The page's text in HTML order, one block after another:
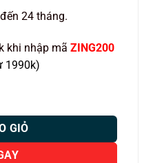
24 tháng.
khi nhập mã ZING200
1990k)
nhựa PVC cao cấp Huvi số lượng
GIỎ